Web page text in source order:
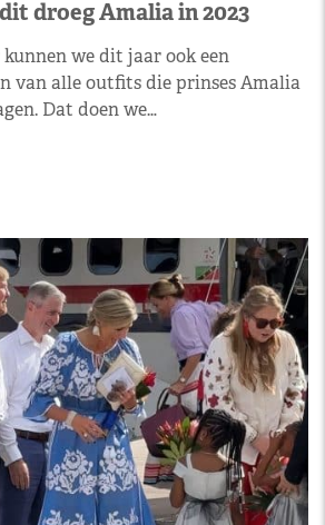
droeg Amalia in 2023
kunnen we dit jaar ook een
van alle outfits die prinses Amalia
Dat doen we…